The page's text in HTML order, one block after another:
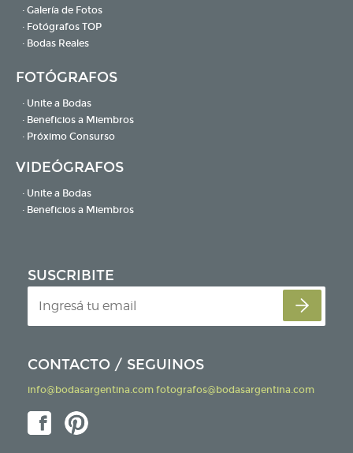
· Galería de Fotos
· Fotógrafos TOP
· Bodas Reales
FOTÓGRAFOS
· Unite a Bodas
· Beneficios a Miembros
· Próximo Consurso
VIDEÓGRAFOS
· Unite a Bodas
· Beneficios a Miembros
SUSCRIBITE
CONTACTO / SEGUINOS
info@bodasargentina.com fotografos@bodasargentina.com